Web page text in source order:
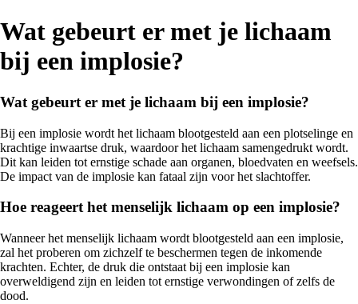
Wat gebeurt er met je lichaam
bij een implosie?
Wat gebeurt er met je lichaam bij een implosie?
Bij een implosie wordt het lichaam blootgesteld aan een plotselinge en
krachtige inwaartse druk, waardoor het lichaam samengedrukt wordt.
Dit kan leiden tot ernstige schade aan organen, bloedvaten en weefsels.
De impact van de implosie kan fataal zijn voor het slachtoffer.
Hoe reageert het menselijk lichaam op een implosie?
Wanneer het menselijk lichaam wordt blootgesteld aan een implosie,
zal het proberen om zichzelf te beschermen tegen de inkomende
krachten. Echter, de druk die ontstaat bij een implosie kan
overweldigend zijn en leiden tot ernstige verwondingen of zelfs de
dood.